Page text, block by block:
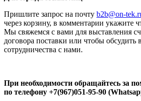
Пришлите запрос на почту b2b@on-
через корзину, в комментарии укажите
Мы свяжемся с вами для выставления
договора поставки или чтобы обсудить
сотрудничества с нами.
При необходимости обращайтесь за
по телефону +7(967)051-95-90